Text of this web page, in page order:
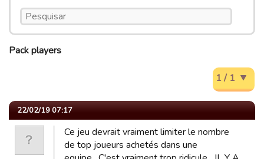
Pack players
1 / 1
22/02/19 07:17
Ce jeu devrait vraiment limiter le nombre
de top joueurs achetés dans une